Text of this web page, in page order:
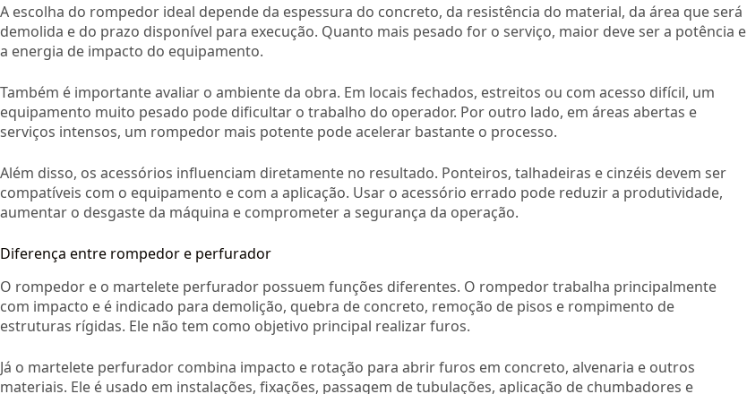
A escolha do rompedor ideal depende da espessura do concreto, da resistência do material, da área que será
demolida e do prazo disponível para execução. Quanto mais pesado for o serviço, maior deve ser a potência e
a energia de impacto do equipamento.
Também é importante avaliar o ambiente da obra. Em locais fechados, estreitos ou com acesso difícil, um
equipamento muito pesado pode dificultar o trabalho do operador. Por outro lado, em áreas abertas e
serviços intensos, um rompedor mais potente pode acelerar bastante o processo.
Além disso, os acessórios influenciam diretamente no resultado. Ponteiros, talhadeiras e cinzéis devem ser
compatíveis com o equipamento e com a aplicação. Usar o acessório errado pode reduzir a produtividade,
aumentar o desgaste da máquina e comprometer a segurança da operação.
Diferença entre rompedor e perfurador
O rompedor e o martelete perfurador possuem funções diferentes. O rompedor trabalha principalmente
com impacto e é indicado para demolição, quebra de concreto, remoção de pisos e rompimento de
estruturas rígidas. Ele não tem como objetivo principal realizar furos.
Já o martelete perfurador combina impacto e rotação para abrir furos em concreto, alvenaria e outros
materiais. Ele é usado em instalações, fixações, passagem de tubulações, aplicação de chumbadores e